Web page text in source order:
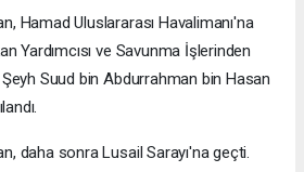
Hamad Uluslararası Havalimanı'na
Yardımcısı ve Savunma İşlerinden
Suud bin Abdurrahman bin Hasan
daha sonra Lusail Sarayı'na geçti.